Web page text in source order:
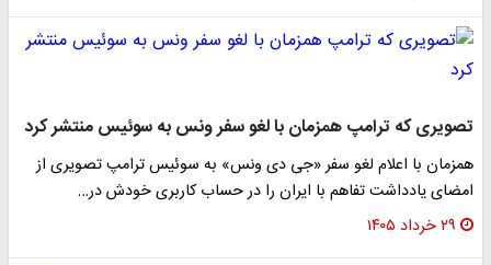
تصویری که ترامپ همزمان با لغو سفر ونس به سوئیس منتشر کرد
همزمان با اعلام لغو سفر «جی دی ونس» به سوئیس ترامپ تصویری از
امضای یادداشت تفاهم با ایران را در حساب کاربری خودش در…
۲۹ خرداد ۱۴۰۵